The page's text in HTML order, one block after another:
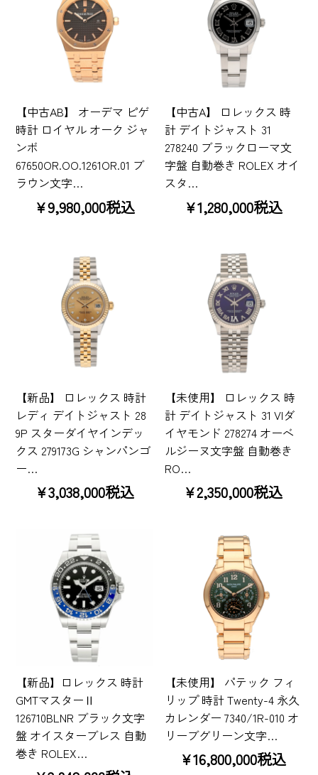
【中古AB】 オーデマ ピゲ
時計 ロイヤル オーク ジャ
ンボ
67650OR.OO.1261OR.01 ブ
ラウン文字…
¥9,980,000税込
【中古A】 ロレックス 時
計 デイトジャスト 31
278240 ブラックローマ文
字盤 自動巻き ROLEX オイ
スタ…
¥1,280,000税込
【新品】 ロレックス 時計
レディ デイトジャスト 28
9P スターダイヤインデッ
クス 279173G シャンパンゴ
ー…
¥3,038,000税込
【未使用】 ロレックス 時
計 デイトジャスト 31 VIダ
イヤモンド 278274 オーベ
ルジーヌ文字盤 自動巻き
RO…
¥2,350,000税込
【新品】ロレックス 時計
GMTマスターⅡ
126710BLNR ブラック文字
盤 オイスターブレス 自動
巻き ROLEX…
【未使用】 パテック フィ
リップ 時計 Twenty-4 永久
カレンダー 7340/1R-010 オ
リーブグリーン文字…
¥16,800,000税込